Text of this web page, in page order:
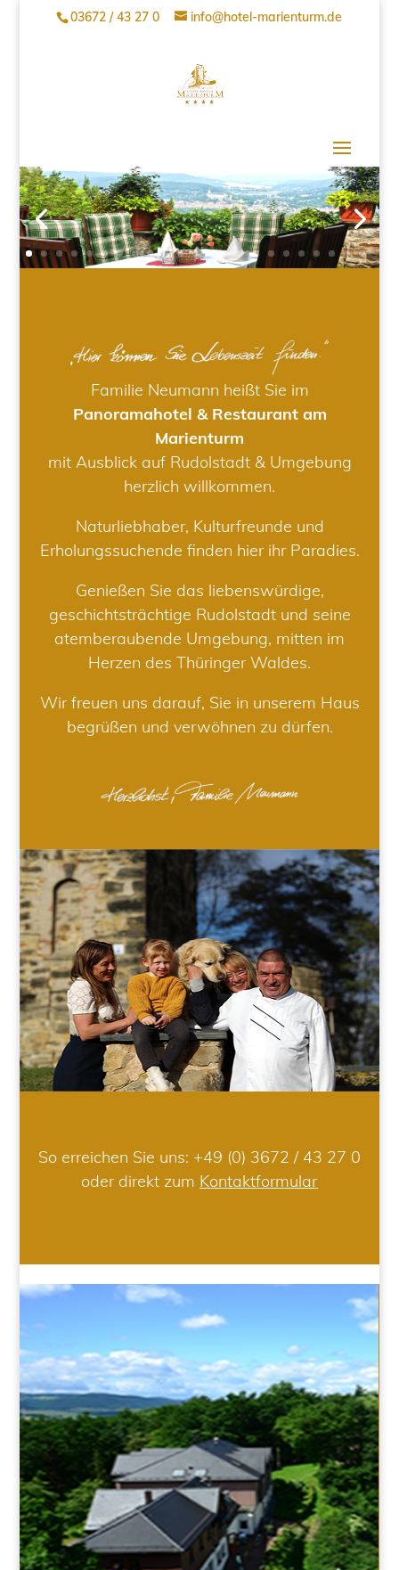
03672 / 43 27 0 info@hotel-marienturm.de
Familie Neumann heißt Sie im
Panoramahotel & Restaurant am
Marienturm
mit Ausblick auf Rudolstadt & Umgebung
herzlich willkommen.
Naturliebhaber, Kulturfreunde und
Erholungssuchende finden hier ihr Paradies.
Genießen Sie das liebenswürdige,
geschichtsträchtige Rudolstadt und seine
atemberaubende Umgebung, mitten im
Herzen des Thüringer Waldes.
Wir freuen uns darauf, Sie in unserem Haus
begrüßen und verwöhnen zu dürfen.
So erreichen Sie uns: +49 (0) 3672 / 43 27 0
oder direkt zum Kontaktformular
HOTEL